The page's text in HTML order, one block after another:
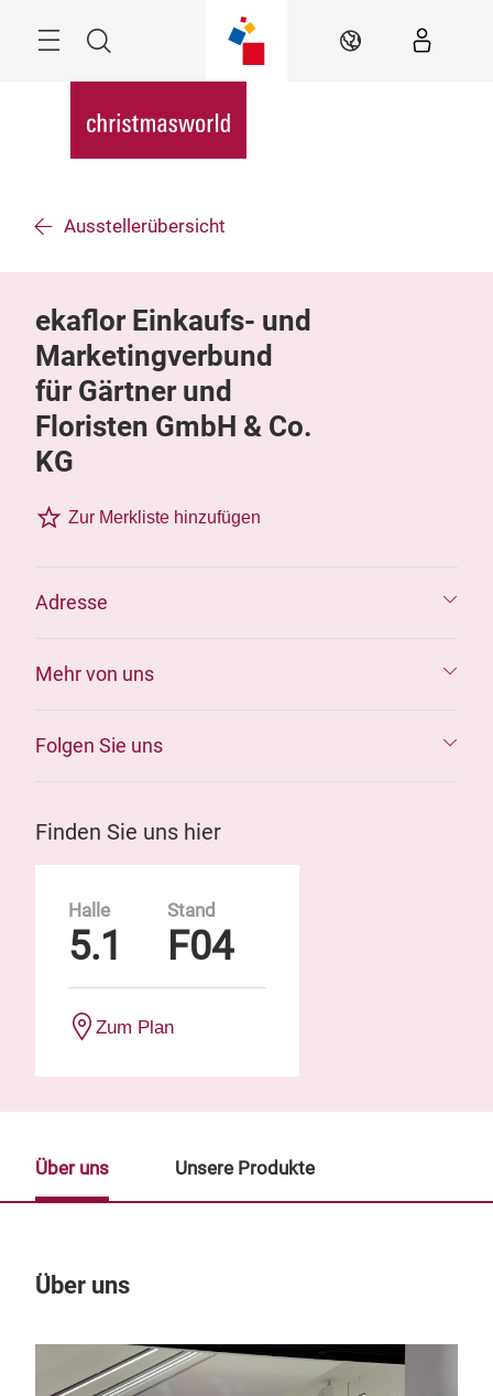
Suche DE
Ausstellerübersicht
ekaflor Einkaufs- und
Marketingverbund
für Gärtner und
Floristen GmbH & Co.
KG
Zur Merkliste hinzufügen
Adresse
Mehr von uns
Folgen Sie uns
Finden Sie uns hier
Halle
5.1
Stand
F04
Zum Plan
Über uns
Über uns Unsere Produkte